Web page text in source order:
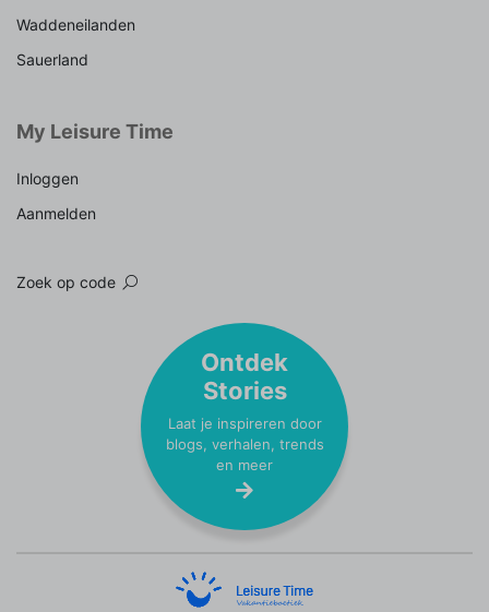
Waddeneilanden
Sauerland
My Leisure Time
Inloggen
Aanmelden
Zoek op code
Ontdek
Stories
Laat je inspireren door
blogs, verhalen, trends
en meer